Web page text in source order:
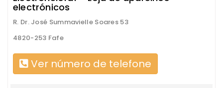
electrónicos
R. Dr. José Summavielle Soares 53
4820-253 Fafe
Ver número de telefone